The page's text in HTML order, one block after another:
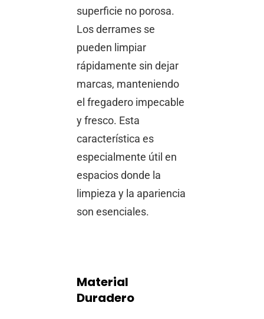
superficie no porosa.
Los derrames se
pueden limpiar
rápidamente sin dejar
marcas, manteniendo
el fregadero impecable
y fresco. Esta
característica es
especialmente útil en
espacios donde la
limpieza y la apariencia
son esenciales.
Material
Duradero